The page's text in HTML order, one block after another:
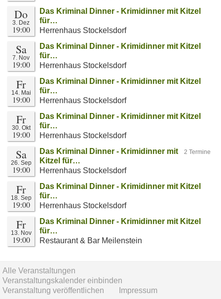
Do
3. Dez
19:00
Das Kriminal Dinner - Krimidinner mit Kitzel
für…
Herrenhaus Stockelsdorf
Sa
7. Nov
19:00
Das Kriminal Dinner - Krimidinner mit Kitzel
für…
Herrenhaus Stockelsdorf
Fr
14. Mai
19:00
Das Kriminal Dinner - Krimidinner mit Kitzel
für…
Herrenhaus Stockelsdorf
Fr
30. Okt
19:00
Das Kriminal Dinner - Krimidinner mit Kitzel
für…
Herrenhaus Stockelsdorf
Sa
26. Sep
19:00
2 Termine
Das Kriminal Dinner - Krimidinner mit
Kitzel für…
Herrenhaus Stockelsdorf
Fr
18. Sep
19:00
Das Kriminal Dinner - Krimidinner mit Kitzel
für…
Herrenhaus Stockelsdorf
Fr
13. Nov
19:00
Das Kriminal Dinner - Krimidinner mit Kitzel
für…
Restaurant & Bar Meilenstein
Alle Veranstaltungen
Veranstaltungskalender einbinden
Veranstaltung veröffentlichen
Impressum